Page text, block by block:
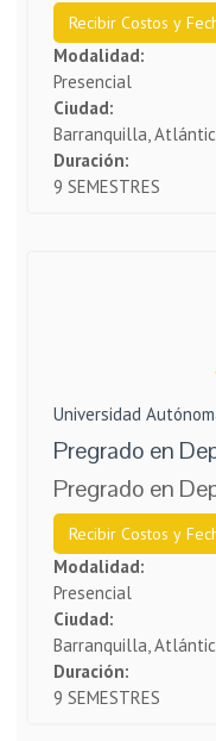
Recibir Costos y
Modalidad:
Presencial
Ciudad:
Barranquilla,
Duración:
9 SEMESTRES
Universidad
Pregrado en
Pregrado en
Recibir Costos y
Modalidad:
Presencial
Ciudad:
Barranquilla,
Duración:
9 SEMESTRES